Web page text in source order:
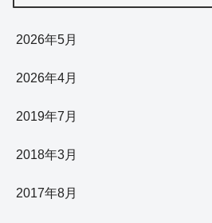
2026年5月
2026年4月
2019年7月
2018年3月
2017年8月